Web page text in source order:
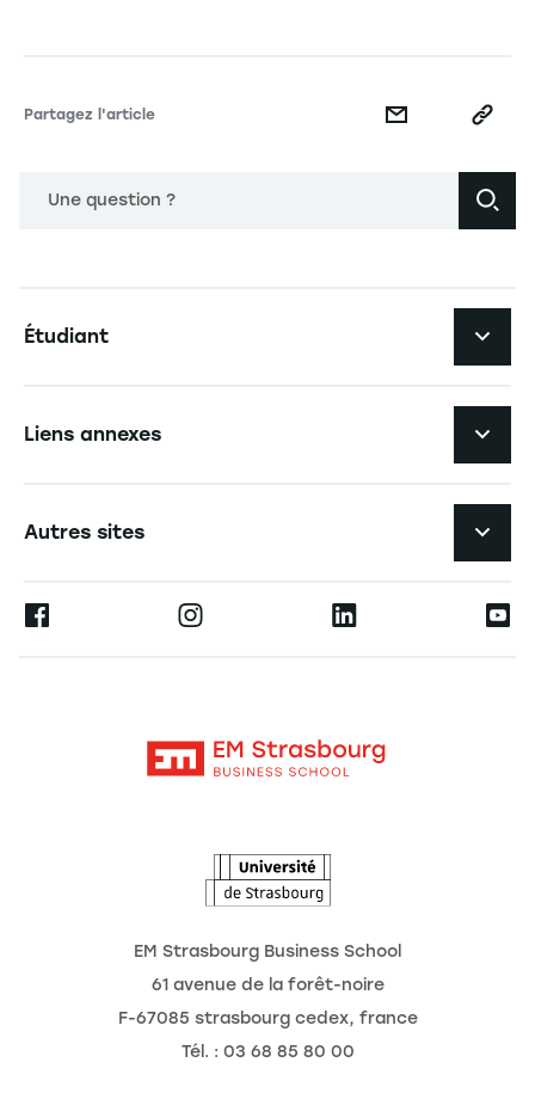
Partagez l'article
Une question ?
Étudiant
La recherche
Liens annexes
Autres sites
Ernest
EM Strasbourg Business School
61 avenue de la forêt-noire
F-67085 strasbourg cedex, france
Tél. : 03 68 85 80 00